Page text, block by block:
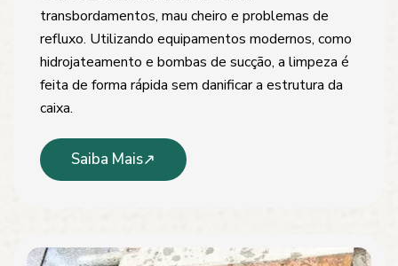
transbordamentos, mau cheiro e problemas de
refluxo. Utilizando equipamentos modernos, como
hidrojateamento e bombas de sucção, a limpeza é
feita de forma rápida sem danificar a estrutura da
caixa.
Saiba Mais